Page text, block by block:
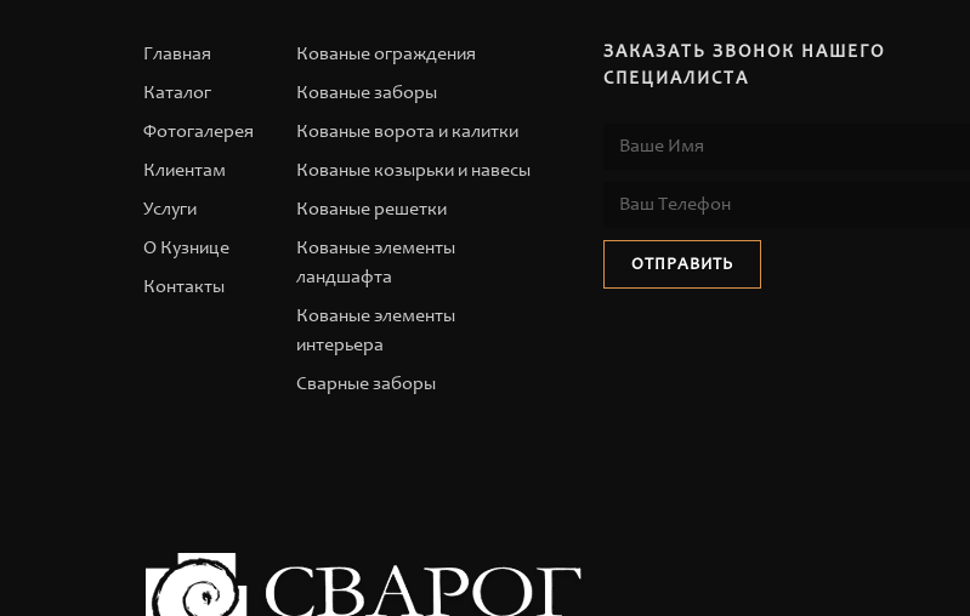
Главная
Каталог
Фотогалерея
Клиентам
Услуги
О Кузнице
Контакты
Кованые ограждения
Кованые заборы
Кованые ворота и калитки
Кованые козырьки и навесы
Кованые решетки
Кованые элементы
ландшафта
Кованые элементы
интерьера
Сварные заборы
ЗАКАЗАТЬ ЗВОНОК НАШЕГО
СПЕЦИАЛИСТА
ОТПРАВИТЬ